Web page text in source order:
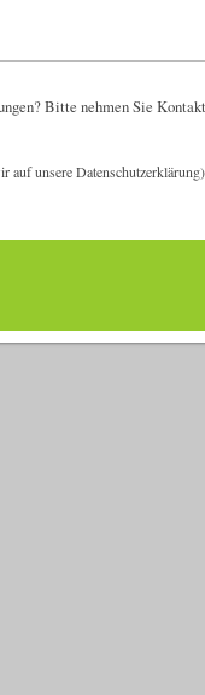
Bitte nehmen Sie
auf unsere Datenschutzerklärung)